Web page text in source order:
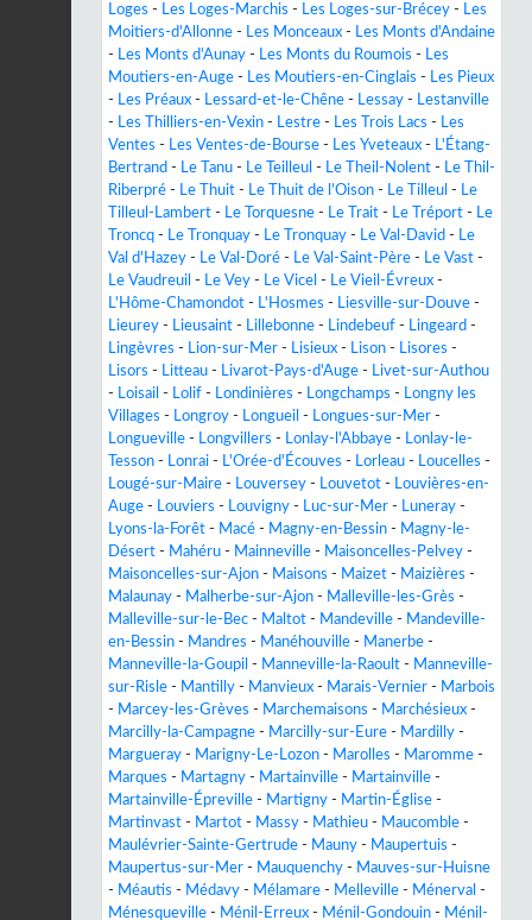
Loges - Les Loges-Marchis - Les Loges-sur-Brécey - Les
Moitiers-d'Allonne - Les Monceaux - Les Monts d'Andaine
- Les Monts d'Aunay - Les Monts du Roumois - Les
Moutiers-en-Auge - Les Moutiers-en-Cinglais - Les Pieux
- Les Préaux - Lessard-et-le-Chêne - Lessay - Lestanville
- Les Thilliers-en-Vexin - Lestre - Les Trois Lacs - Les
Ventes - Les Ventes-de-Bourse - Les Yveteaux - L'Étang-
Bertrand - Le Tanu - Le Teilleul - Le Theil-Nolent - Le Thil-
Riberpré - Le Thuit - Le Thuit de l'Oison - Le Tilleul - Le
Tilleul-Lambert - Le Torquesne - Le Trait - Le Tréport - Le
Troncq - Le Tronquay - Le Tronquay - Le Val-David - Le
Val d'Hazey - Le Val-Doré - Le Val-Saint-Père - Le Vast -
Le Vaudreuil - Le Vey - Le Vicel - Le Vieil-Évreux -
L'Hôme-Chamondot - L'Hosmes - Liesville-sur-Douve -
Lieurey - Lieusaint - Lillebonne - Lindebeuf - Lingeard -
Lingèvres - Lion-sur-Mer - Lisieux - Lison - Lisores -
Lisors - Litteau - Livarot-Pays-d'Auge - Livet-sur-Authou
- Loisail - Lolif - Londinières - Longchamps - Longny les
Villages - Longroy - Longueil - Longues-sur-Mer -
Longueville - Longvillers - Lonlay-l'Abbaye - Lonlay-le-
Tesson - Lonrai - L'Orée-d'Écouves - Lorleau - Loucelles -
Lougé-sur-Maire - Louversey - Louvetot - Louvières-en-
Auge - Louviers - Louvigny - Luc-sur-Mer - Luneray -
Lyons-la-Forêt - Macé - Magny-en-Bessin - Magny-le-
Désert - Mahéru - Mainneville - Maisoncelles-Pelvey -
Maisoncelles-sur-Ajon - Maisons - Maizet - Maizières -
Malaunay - Malherbe-sur-Ajon - Malleville-les-Grès -
Malleville-sur-le-Bec - Maltot - Mandeville - Mandeville-
en-Bessin - Mandres - Manéhouville - Manerbe -
Manneville-la-Goupil - Manneville-la-Raoult - Manneville-
sur-Risle - Mantilly - Manvieux - Marais-Vernier - Marbois
- Marcey-les-Grèves - Marchemaisons - Marchésieux -
Marcilly-la-Campagne - Marcilly-sur-Eure - Mardilly -
Margueray - Marigny-Le-Lozon - Marolles - Maromme -
Marques - Martagny - Martainville - Martainville -
Martainville-Épreville - Martigny - Martin-Église -
Martinvast - Martot - Massy - Mathieu - Maucomble -
Maulévrier-Sainte-Gertrude - Mauny - Maupertuis -
Maupertus-sur-Mer - Mauquenchy - Mauves-sur-Huisne
- Méautis - Médavy - Mélamare - Melleville - Ménerval -
Ménesqueville - Ménil-Erreux - Ménil-Gondouin - Ménil-